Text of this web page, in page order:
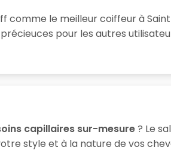
comme le meilleur coiffeur à
pour les autres
capillaires sur-mesure? Le
style et à la nature de vos